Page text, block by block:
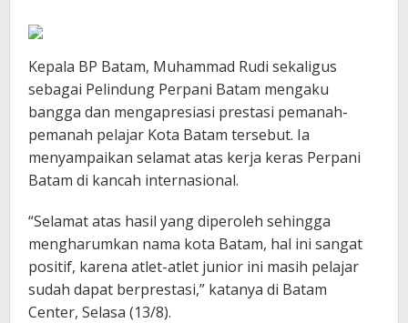
Kepala BP Batam, Muhammad Rudi sekaligus
sebagai Pelindung Perpani Batam mengaku
bangga dan mengapresiasi prestasi pemanah-
pemanah pelajar Kota Batam tersebut. Ia
menyampaikan selamat atas kerja keras Perpani
Batam di kancah internasional.
“Selamat atas hasil yang diperoleh sehingga
mengharumkan nama kota Batam, hal ini sangat
positif, karena atlet-atlet junior ini masih pelajar
sudah dapat berprestasi,” katanya di Batam
Center, Selasa (13/8).